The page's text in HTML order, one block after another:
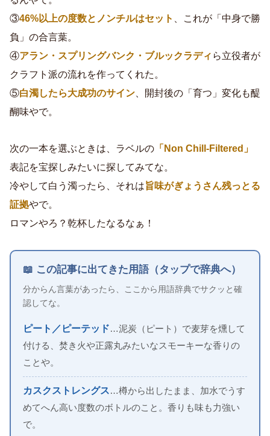
③46%以上の度数とノンチルはセット
、これが「中身で勝
負」の合言葉。
④アラン・スプリングバンク・ブルックラディ ら立役者が
クラフト派の流れを作ってくれた。
⑤白濁したら大成功のサイン 、開封後の「育つ」変化も醍
醐味やで。
次の一本を選ぶときは、ラベルの 「Non Chill-Filtered」
表記を宝探しみたいに探してみてな。
冷やして白う濁ったら、それは旨味がぎょうさん残っとる
証拠やで。
ロマンやろ？乾杯したなるなぁ！
📖 この記事に出てきた用語（タップで辞典へ）
分からん言葉があったら、ここから用語辞典でサクッと確
認してな。
ピート／ピーテッド…泥炭（ピート）で麦芽を燻して
付ける、焚き火や正露丸みたいなスモーキーな香りの
ことや。
カスクストレングス…樽から出したまま、加水でうす
めてへん高い度数のボトルのこと。香りも味も力強い
で。